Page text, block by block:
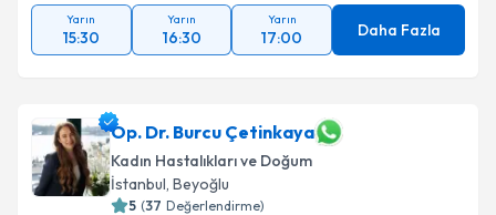
Yarın
15:30
Yarın
16:30
Yarın
17:00 Daha Fazla
Op. Dr. Burcu Çetinkaya
Kadın Hastalıkları ve Doğum
İstanbul, Beyoğlu
5 (37 Değerlendirme)